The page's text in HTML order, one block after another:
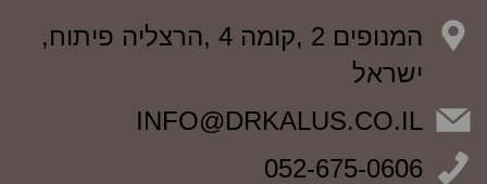
המנופים 2 ,קומה 4 ,הרצליה פיתוח,
ישראל
INFO@DRKALUS.CO.IL
052-675-0606